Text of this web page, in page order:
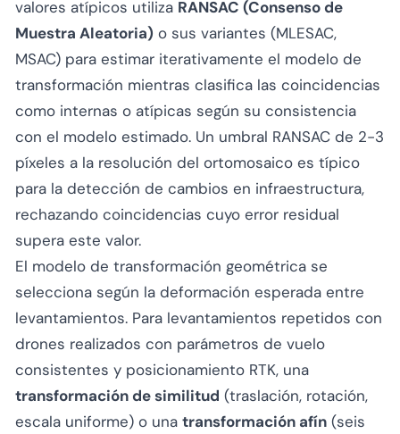
valores atípicos utiliza RANSAC (Consenso de
Muestra Aleatoria) o sus variantes (MLESAC,
MSAC) para estimar iterativamente el modelo de
transformación mientras clasifica las coincidencias
como internas o atípicas según su consistencia
con el modelo estimado. Un umbral RANSAC de 2-3
píxeles a la resolución del ortomosaico es típico
para la detección de cambios en infraestructura,
rechazando coincidencias cuyo error residual
supera este valor.
El modelo de transformación geométrica se
selecciona según la deformación esperada entre
levantamientos. Para levantamientos repetidos con
drones realizados con parámetros de vuelo
consistentes y posicionamiento RTK, una
transformación de similitud (traslación, rotación,
escala uniforme) o una transformación afín (seis